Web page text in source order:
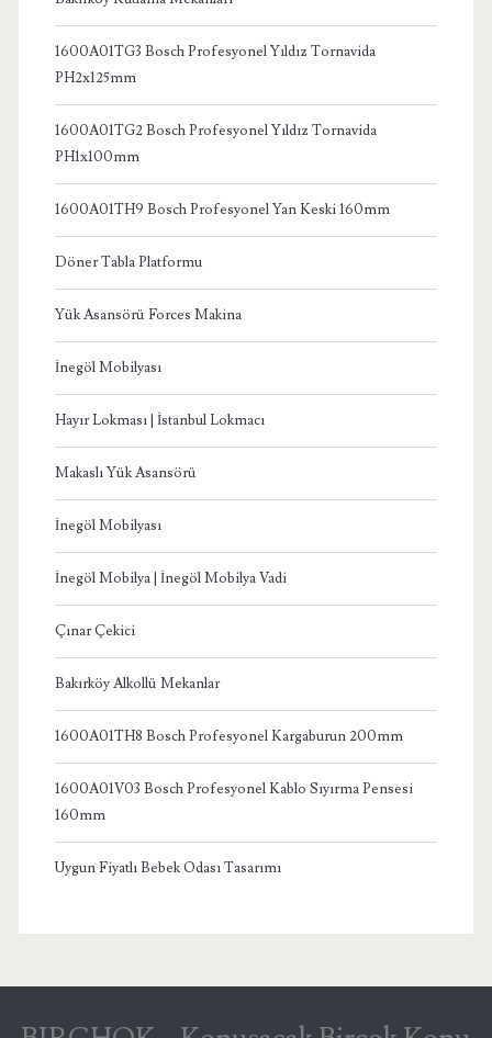
1600A01TG3 Bosch Profesyonel Yıldız Tornavida
PH2x125mm
1600A01TG2 Bosch Profesyonel Yıldız Tornavida
PH1x100mm
1600A01TH9 Bosch Profesyonel Yan Keski 160mm
Döner Tabla Platformu
Yük Asansörü Forces Makina
İnegöl Mobilyası
Hayır Lokması | İstanbul Lokmacı
Makaslı Yük Asansörü
İnegöl Mobilyası
İnegöl Mobilya | İnegöl Mobilya Vadi
Çınar Çekici
Bakırköy Alkollü Mekanlar
1600A01TH8 Bosch Profesyonel Kargaburun 200mm
1600A01V03 Bosch Profesyonel Kablo Sıyırma Pensesi
160mm
Uygun Fiyatlı Bebek Odası Tasarımı